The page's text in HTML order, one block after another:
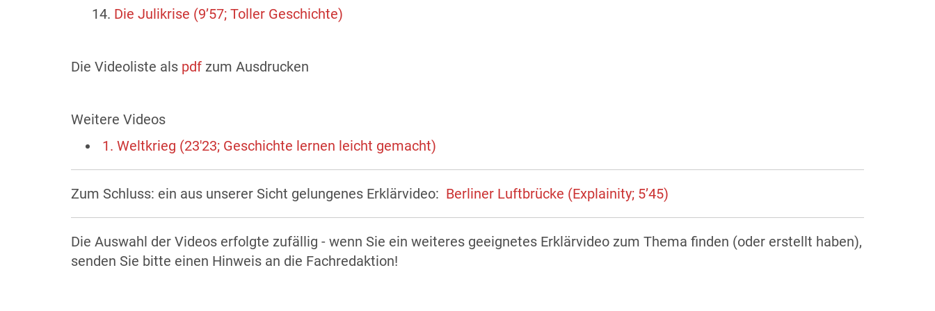
14. Die Julikrise (9’57; Toller Geschichte)
Die Videoliste als pdf zum Ausdrucken
Weitere Videos
1. Weltkrieg (23'23; Geschichte lernen leicht gemacht)
Zum Schluss: ein aus unserer Sicht gelungenes Erklärvideo: Berliner Luftbrücke (Explainity; 5’45)
Die Auswahl der Videos erfolgte zufällig - wenn Sie ein weiteres geeignetes Erklärvideo zum Thema finden (oder erstellt haben),
senden Sie bitte einen Hinweis an die Fachredaktion!